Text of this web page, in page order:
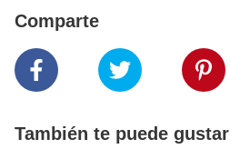
Comparte
También te puede gustar